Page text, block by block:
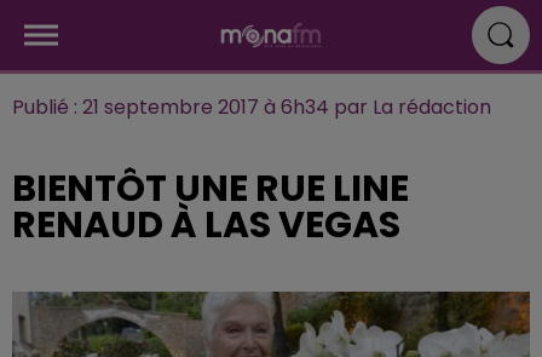
Publié : 21 septembre 2017 à 6h34 par La rédaction
BIENTÔT UNE RUE LINE
RENAUD À LAS VEGAS